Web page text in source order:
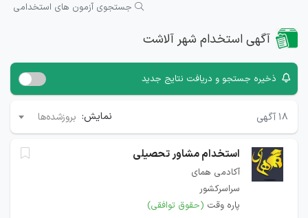
جستجوی آزمون های استخدامی
آگهی استخدام شهر آلاشت
ذخیره جستجو و دریافت نتایج جدید
۱۸ آگهی نمایش: بروزشده‌ها
استخدام مشاور تحصیلی
آکادمی همای
سراسرکشور
پاره وقت (حقوق توافقی)